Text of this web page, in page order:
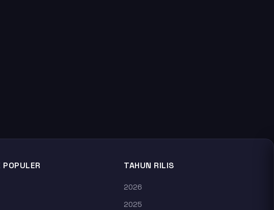
POPULER TAHUN RILIS
2026
2025